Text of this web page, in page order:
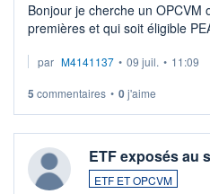
Bonjour je cherche un OPCVM
premières et qui soit éligible
par M4141137 • 09 juil. • 11:09
5 commentaires • 0j'aime
ETF exposés au
ETF ET OPCVM